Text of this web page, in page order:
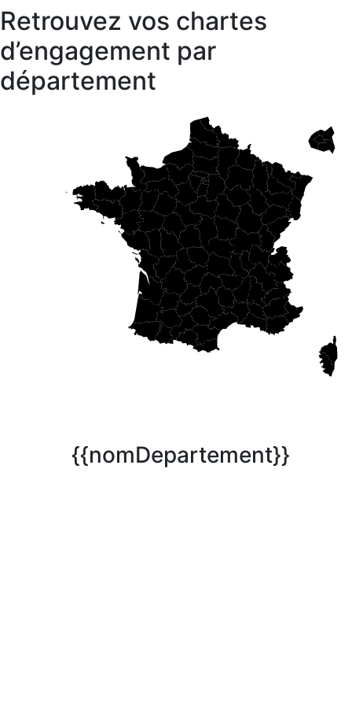
Retrouvez vos chartes
d’engagement par
département
{{nomDepartement}}